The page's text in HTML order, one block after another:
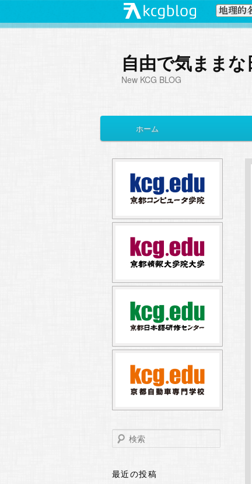
自由で気まま
New KCG BLOG
イ
メ
イ
ン
コ
ン
ツ
移
サ
ブ
コ
ン
テ
へ
動
ホーム
検
索
最近の投稿